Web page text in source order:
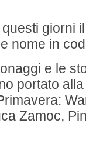
questi giorni
nome in
e le
portato
Zamoc,